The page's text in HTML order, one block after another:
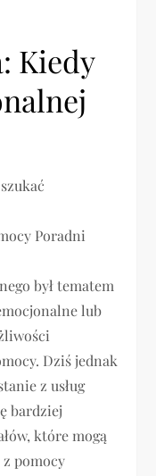
Kiedy
Poradni
był tematem
lub
Dziś jednak
z usług
bardziej
które mogą
pomocy